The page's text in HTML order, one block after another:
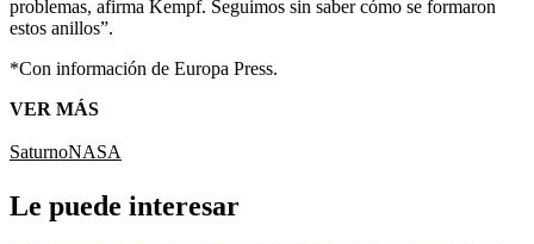
problemas, afirma Kempf. Seguimos sin saber cómo se formaron
estos anillos”.
*Con información de Europa Press.
VER MÁS
SaturnoNASA
Le puede interesar